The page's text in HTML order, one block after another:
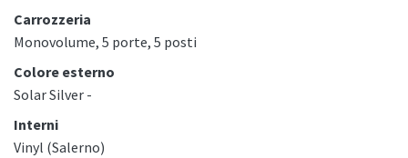
Carrozzeria
Monovolume, 5 porte, 5 posti
Colore esterno
Solar Silver -
Interni
Vinyl (Salerno)